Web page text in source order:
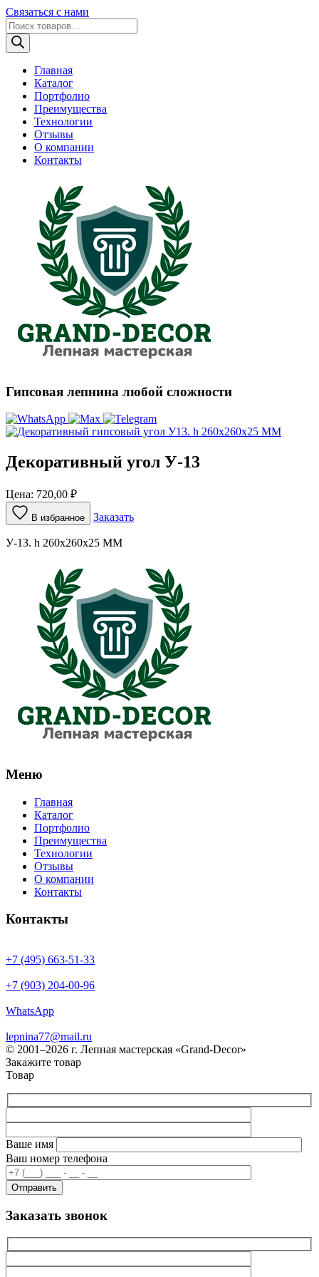
Связаться с нами
Поиск
товаров
Главная
Каталог
Портфолио
Преимущества
Технологии
Отзывы
О компании
Контакты
Гипсовая лепнина любой сложности
Декоративный угол У-13
Цена: 720,00 ₽
В избранное Заказать
У-13. h 260x260x25 ММ
Меню
Главная
Каталог
Портфолио
Преимущества
Технологии
Отзывы
О компании
Контакты
Контакты
+7 (495) 663-51-33
+7 (903) 204-00-96
WhatsApp
lepnina77@mail.ru
© 2001–2026 г. Лепная мастерская «Grand-Decor»
Закажите товар
Товар
Ваше имя
Ваш номер телефона
Заказать звонок